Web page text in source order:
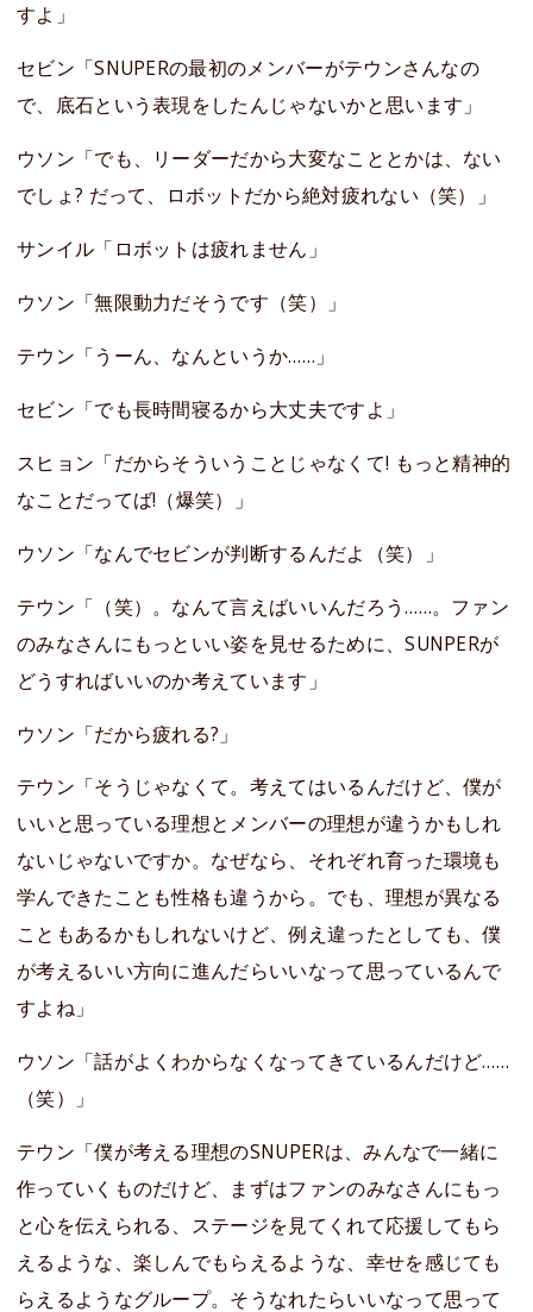
すよ」
セビン「SNUPERの最初のメンバーがテウンさんなの
で、底石という表現をしたんじゃないかと思います」
ウソン「でも、リーダーだから大変なこととかは、ない
でしょ? だって、ロボットだから絶対疲れない（笑）」
サンイル「ロボットは疲れません」
ウソン「無限動力だそうです（笑）」
テウン「うーん、なんというか……」
セビン「でも長時間寝るから大丈夫ですよ」
スヒョン「だからそういうことじゃなくて! もっと精神的
なことだってば!（爆笑）」
ウソン「なんでセビンが判断するんだよ（笑）」
テウン「（笑）。なんて言えばいいんだろう……。ファン
のみなさんにもっといい姿を見せるために、SUNPERが
どうすればいいのか考えています」
ウソン「だから疲れる?」
テウン「そうじゃなくて。考えてはいるんだけど、僕が
いいと思っている理想とメンバーの理想が違うかもしれ
ないじゃないですか。なぜなら、それぞれ育った環境も
学んできたことも性格も違うから。でも、理想が異なる
こともあるかもしれないけど、例え違ったとしても、僕
が考えるいい方向に進んだらいいなって思っているんで
すよね」
ウソン「話がよくわからなくなってきているんだけど……
（笑）」
テウン「僕が考える理想のSNUPERは、みんなで一緒に
作っていくものだけど、まずはファンのみなさんにもっ
と心を伝えられる、ステージを見てくれて応援してもら
えるような、楽しんでもらえるような、幸せを感じても
らえるようなグループ。そうなれたらいいなって思って